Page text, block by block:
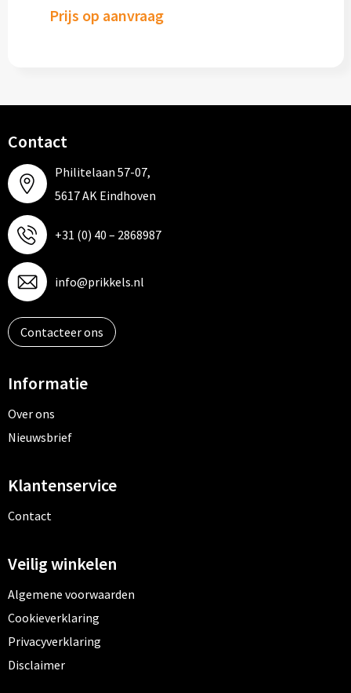
Prijs op aanvraag
Contact
Philitelaan 57-07,
5617 AK Eindhoven
+31 (0) 40 – 2868987
info@prikkels.nl
Contacteer ons
Informatie
Over ons
Nieuwsbrief
Klantenservice
Contact
Veilig winkelen
Algemene voorwaarden
Cookieverklaring
Privacyverklaring
Disclaimer